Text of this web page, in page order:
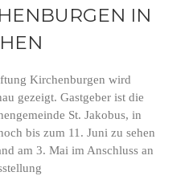
IN
Kirchenburgen wird
gezeigt. Gastgeber ist die
St. Jakobus, in
bis zum 11. Juni zu sehen
am 3. Mai im Anschluss an